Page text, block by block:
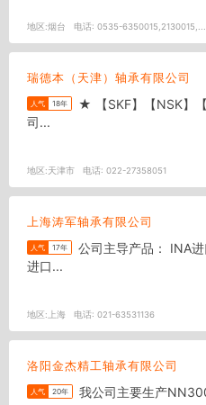
地区:烟台 电话: 0535-6350015,2130015,...
瑞德本（天津）轴承有限公司
人气 18年
司...
地区:天津市 电话: 022-27358051
上海涛军轴承有限公司
人气 17年
进口...
地区: 上海 电话: 021-63531136
洛阳金杰精工轴承有限公司
人气 20年